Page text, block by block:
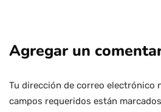
Agregar un
Tu dirección de correo electrónico
campos requeridos están marcados